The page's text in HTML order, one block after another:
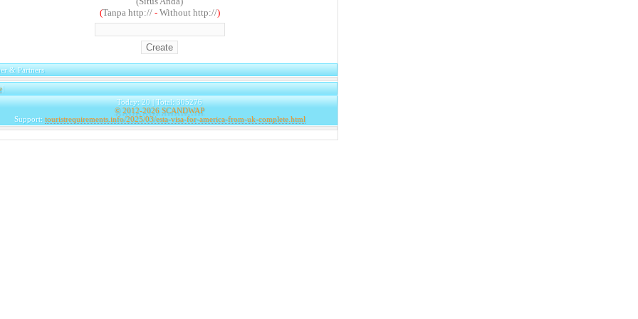
(Tanpa http:// -Without http://)
& Partners
|
Today: 20 | Total: 305276
© 2012-2026 SCANDWAP
Support: touristrequirements.info/2025/03/esta-visa-for-america-from-uk-complete.html